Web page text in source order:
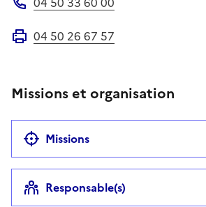
04 50 26 67 57
Missions et organisation
Missions
Responsable(s)